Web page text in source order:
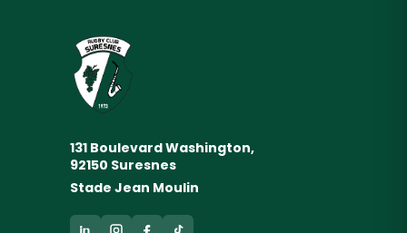
131 Boulevard Washington,
92150 Suresnes
Stade Jean Moulin